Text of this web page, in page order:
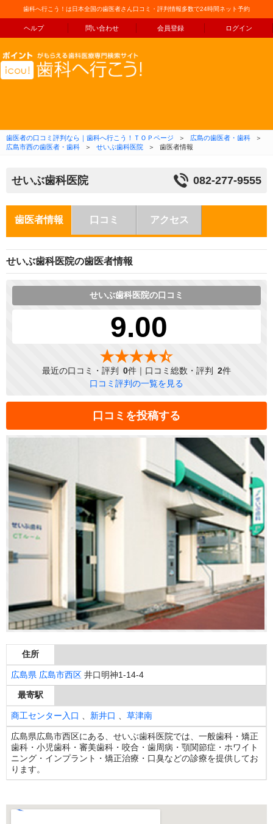
歯科へ行こう！は日本全国の歯医者さん口コミ・評判情報多数で24時間ネット予約
ヘルプ 問い合わせ 会員登録 ログイン
コンテンツへ移動
歯医者の口コミ評判なら｜歯科へ行こう！ＴＯＰページ ＞ 広島の歯医者・歯科
＞
広島市西の歯医者・歯科
＞ せいぶ歯科医院 ＞ 歯医者情報
せいぶ歯科医院 082-277-9555
歯医者情報 口コミ アクセス
せいぶ歯科医院の歯医者情報
せいぶ歯科医院の口コミ
9.00
最近の口コミ・評判 0件｜口コミ総数・評判 2件
口コミ評判の一覧を見る
口コミを投稿する
住所
広島県 広島市西区 井口明神1-14-4
最寄駅
商工センター入口 新井口 草津南
広島県広島市西区にある、せいぶ歯科医院では、一般歯科・矯正
歯科・小児歯科・審美歯科・咬合・歯周病・顎関節症・ホワイト
ニング・インプラント・矯正治療・口臭などの診療を提供してお
ります。